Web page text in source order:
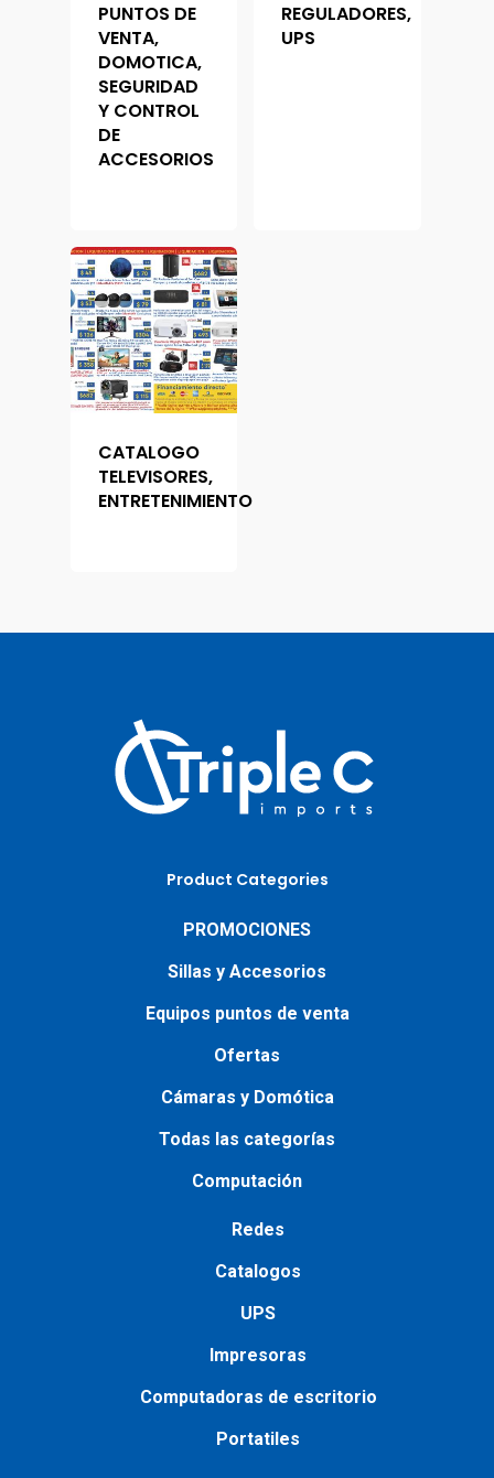
PUNTOS DE
VENTA,
DOMOTICA,
SEGURIDAD
Y CONTROL
DE
ACCESORIOS
REGULADORES,
UPS
CATALOGO
TELEVISORES,
ENTRETENIMIENTO
Product Categories
PROMOCIONES
Sillas y Accesorios
Equipos puntos de venta
Ofertas
Cámaras y Domótica
Todas las categorías
Computación
Redes
Catalogos
UPS
Impresoras
Сomputadoras de escritorio
Portatiles
UPS
Cámaras Y